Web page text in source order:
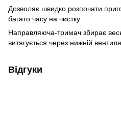
Дозволяє швидко розпочати
багато часу на чистку.
Направляюча-тримач збирає
витягується через нижній
Відгуки